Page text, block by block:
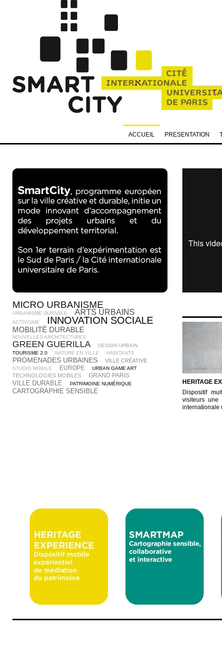
MICRO URBANISME
URBANISME DURABLE ARTS URBAINS
ACTIVISME INNOVATION SOCIALE
MOBILITÉ DURABLE
NOUVELLES ARCHITECTURES
GREEN GUERILLA
DESIGN URBAIN
TOURISME 2.0
NATURE EN VILLE HABITANTS
PROMENADES URBAINES VILLE CRÉATIVE
STUDIO MOBILE EUROPE URBAN GAME ART
TECHNOLOGIES MOBILES GRAND PARIS
VILLE DURABLE PATRIMOINE NUMÉRIQUE
CARTOGRAPHIE SENSIBLE
HERITAGE
Dispositif
visiteurs
internationale
PRESENTATION
ACCUEIL